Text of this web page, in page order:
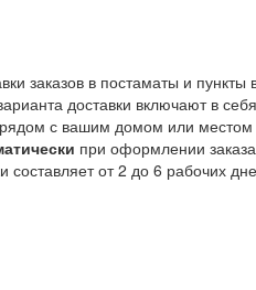
заказов в постаматы и пункты
доставки включают в
рядом с вашим домом или
при оформлении
составляет от 2 до 6 рабочих